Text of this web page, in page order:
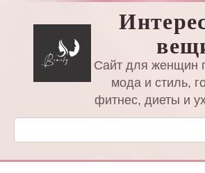
Сайт для женщин
мода и стиль,
фитнес, диеты и
Поиск: